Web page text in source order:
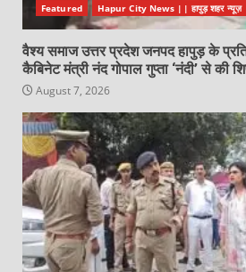
Featured Hapur City News || हापुड़ शहर न्यूज़
वैश्य समाज उत्तर प्रदेश जनपद हापुड़ के
कैबिनेट मंत्री नंद गोपाल गुप्ता ‘नंदी’ से की
August 7, 2026